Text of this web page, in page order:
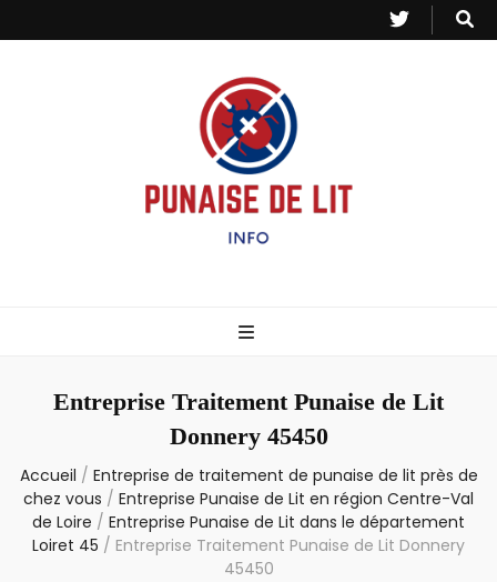
– Info
Entreprise Traitement Punaise de Lit
Donnery 45450
Accueil / Entreprise de traitement de punaise de lit près de
chez vous / Entreprise Punaise de Lit en région Centre-Val
de Loire / Entreprise Punaise de Lit dans le département
Loiret 45 / Entreprise Traitement Punaise de Lit Donnery
45450